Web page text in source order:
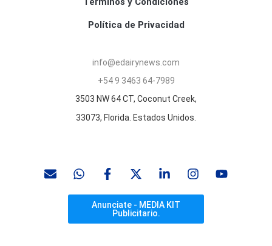
Política de Privacidad
info@edairynews.com
+54 9 3463 64-7989
3503 NW 64 CT, Coconut Creek,
33073, Florida. Estados Unidos.
Anunciate - MEDIA KIT
Publicitario.